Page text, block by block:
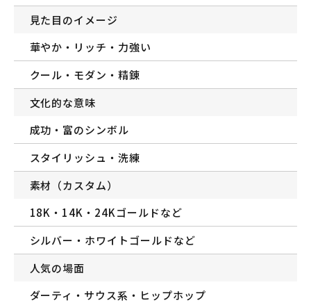
見た目のイメージ
華やか・リッチ・力強い
クール・モダン・精錬
文化的な意味
成功・富のシンボル
スタイリッシュ・洗練
素材（カスタム）
18K・14K・24Kゴールドなど
シルバー・ホワイトゴールドなど
人気の場面
ダーティ・サウス系・ヒップホップ